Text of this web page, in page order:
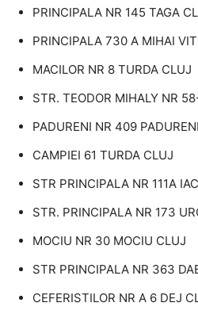
PRINCIPALA NR 145 TAGA
PRINCIPALA 730 A MIHAI
MACILOR NR 8 TURDA CLUJ
STR. TEODOR MIHALY NR
PADURENI NR 409
CAMPIEI 61 TURDA CLUJ
STR PRINCIPALA NR 111A
STR. PRINCIPALA NR 173
MOCIU NR 30 MOCIU CLUJ
STR PRINCIPALA NR 363
CEFERISTILOR NR A 6 DEJ